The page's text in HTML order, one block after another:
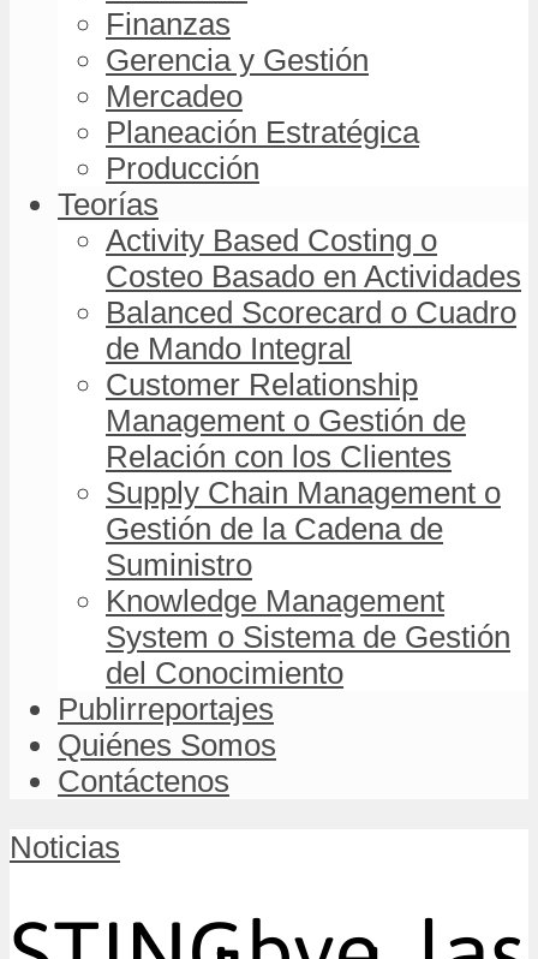
Finanzas
Gerencia y Gestión
Mercadeo
Planeación Estratégica
Producción
Teorías
Activity Based Costing o
Costeo Basado en Actividades
Balanced Scorecard o Cuadro
de Mando Integral
Customer Relationship
Management o Gestión de
Relación con los Clientes
Supply Chain Management o
Gestión de la Cadena de
Suministro
Knowledge Management
System o Sistema de Gestión
del Conocimiento
Publirreportajes
Quiénes Somos
Contáctenos
Noticias